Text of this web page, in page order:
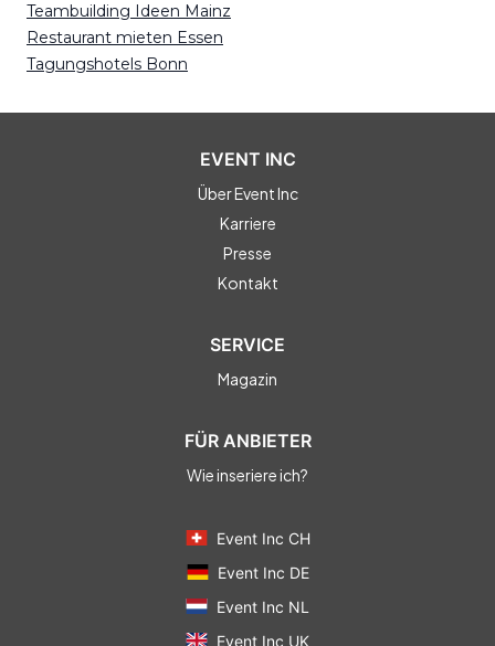
Teambuilding Ideen Mainz
Restaurant mieten Essen
Tagungshotels Bonn
EVENT INC
Über Event Inc
Karriere
Presse
Kontakt
SERVICE
Magazin
FÜR ANBIETER
Wie inseriere ich?
Event Inc CH
Event Inc DE
Event Inc NL
Event Inc UK